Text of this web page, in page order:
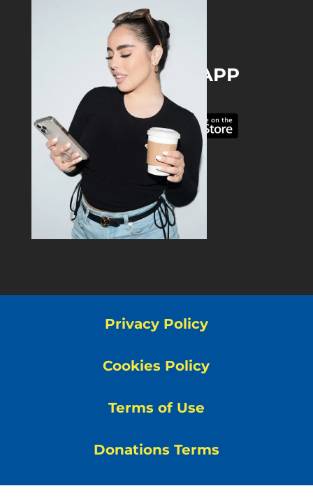
DOWNLOAD THE APP
Privacy Policy
Cookies Policy
Terms of Use
Donations Terms